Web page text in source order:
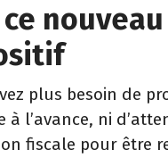
nouveau
plus besoin de
à l’avance, ni
fiscale pour être